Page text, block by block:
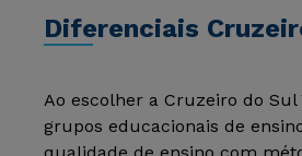
Diferenciais
Ao escolher a Cruzeiro do
grupos educacionais de